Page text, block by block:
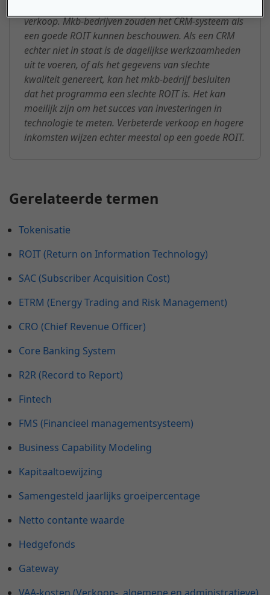
verkoop. Mkb-bedrijven zouden het CRM-systeem als
een goede ROIT kunnen beschouwen. Als een CRM
echter niet in staat is de dagelijkse werkzaamheden
uit te voeren, of als het gegevens van slechte
kwaliteit genereert, kan het mkb-bedrijf besluiten
dat het programma een slechte ROIT is. Het kan
moeilijk zijn om het succes van investeringen in
technologie te meten. Verbeterde verkoop en hogere
inkomsten wijzen echter meestal op een goede ROIT.
Gerelateerde termen
Tokenisatie
ROIT (Return on Information Technology)
SAC (Subscriber Acquisition Cost)
ETRM (Energy Trading and Risk Management)
CRO (Chief Revenue Officer)
Core Banking System
R2R (Record to Report)
Fintech
FMS (Financieel managementsysteem)
Business Capability Modeling
Kapitaaltoewijzing
Samengesteld jaarlijks groeipercentage
Netto contante waarde
Hedgefonds
Gateway